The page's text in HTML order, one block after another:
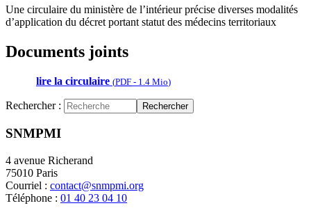
Une circulaire du ministère de l’intérieur précise diverses modalités
d’application du décret portant statut des médecins territoriaux
Documents joints
lire la circulaire (PDF - 1.4 Mio)
Rechercher : Rechercher
SNMPMI
4 avenue Richerand
75010 Paris
Courriel : contact@snmpmi.org
Téléphone : 01 40 23 04 10